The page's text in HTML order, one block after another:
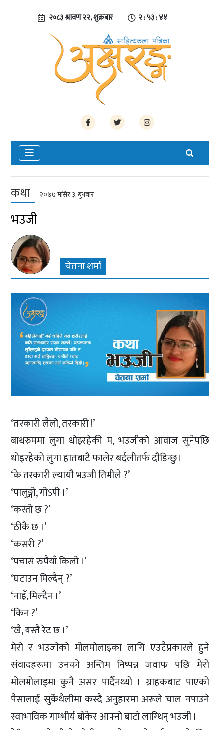
२०८३ श्रावण २२, शुक्रबार २ : ५३ : ४५
कथा २०७७ मंसिर ३, बुधबार
भउजी
चेतना शर्मा
‘तरकारी लैलो, तरकारी !’
बाथरुममा लुगा धोइरहेकी म, भउजीको आवाज सुनेपछि
धोइरहेको लुगा हातबाटै फालेर बर्दलीतर्फ दौडिन्छु।
‘के तरकारी ल्यायौ भउजी तिमीले ?’
‘पालुङ्गो, गोऽपी ।’
‘कस्तो छ ?’
‘ठीकै छ ।’
‘कसरी ?’
‘पचास रुपैयाँ किलो ।’
‘घटाउन मिल्दैन् ?’
‘नाइँ, मिल्दैन ।’
‘किन ?’
‘खै, यस्तै रेट छ ।’
मेरो र भउजीको मोलमोलाइका लागि एउटैप्रकारले हुने
संवादहरूमा उनको अन्तिम निष्पन्न जवाफ पछि मेरो
मोलमोलाइमा कुनै असर पार्दैनथ्यो । ग्राहकबाट पाएको
पैसालाई सुर्केथैलीमा कस्दै अनुहारमा अरूले चाल नपाउने
स्वाभाविक गाम्भीर्य बोकेर आफ्नो बाटो लाग्थिन् भउजी ।